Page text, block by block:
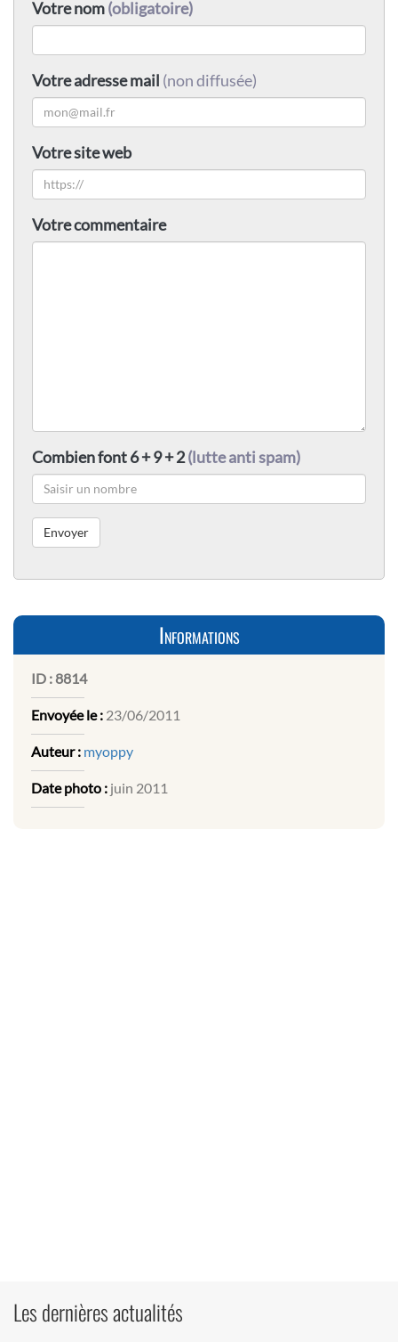
Votre nom(obligatoire)
Votre adresse mail (non diffusée)
Votre site web
Votre commentaire
Combien font 6 + 9 + 2(lutte anti spam)
Informations
ID :8814
Envoyée le : 23/06/2011
Auteur : myoppy
Date photo : juin 2011
Les dernières actualités